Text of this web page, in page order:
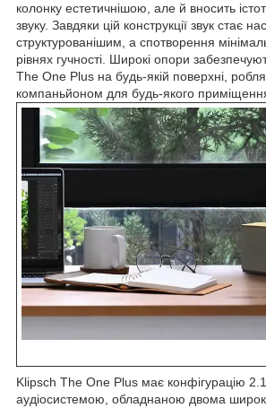
колонку естетичнішою, але й вносить
звуку. Завдяки цій конструкції звук стає
структурованішим, а спотворення
рівнях гучності. Широкі опори
The One Plus на будь-якій поверхні,
компаньйоном для будь-якого
Klipsch The One Plus має конфігурацію
аудіосистемою, обладнаною двома